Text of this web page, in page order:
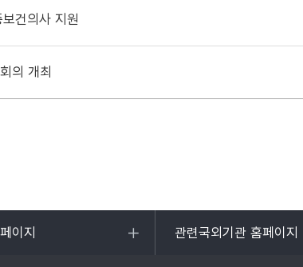
건의사 지원
의 개최
이지 관련국외기관 홈페이지
목록